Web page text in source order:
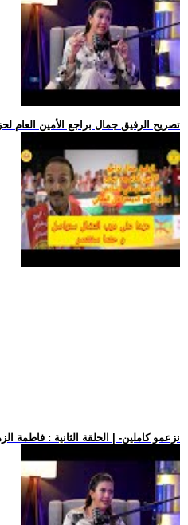
.. تصريح الرفيق جمال براجع الأمين العام
.. (برومو) -نزعمو كاملين- | الحلقة الثانية : فاطمة